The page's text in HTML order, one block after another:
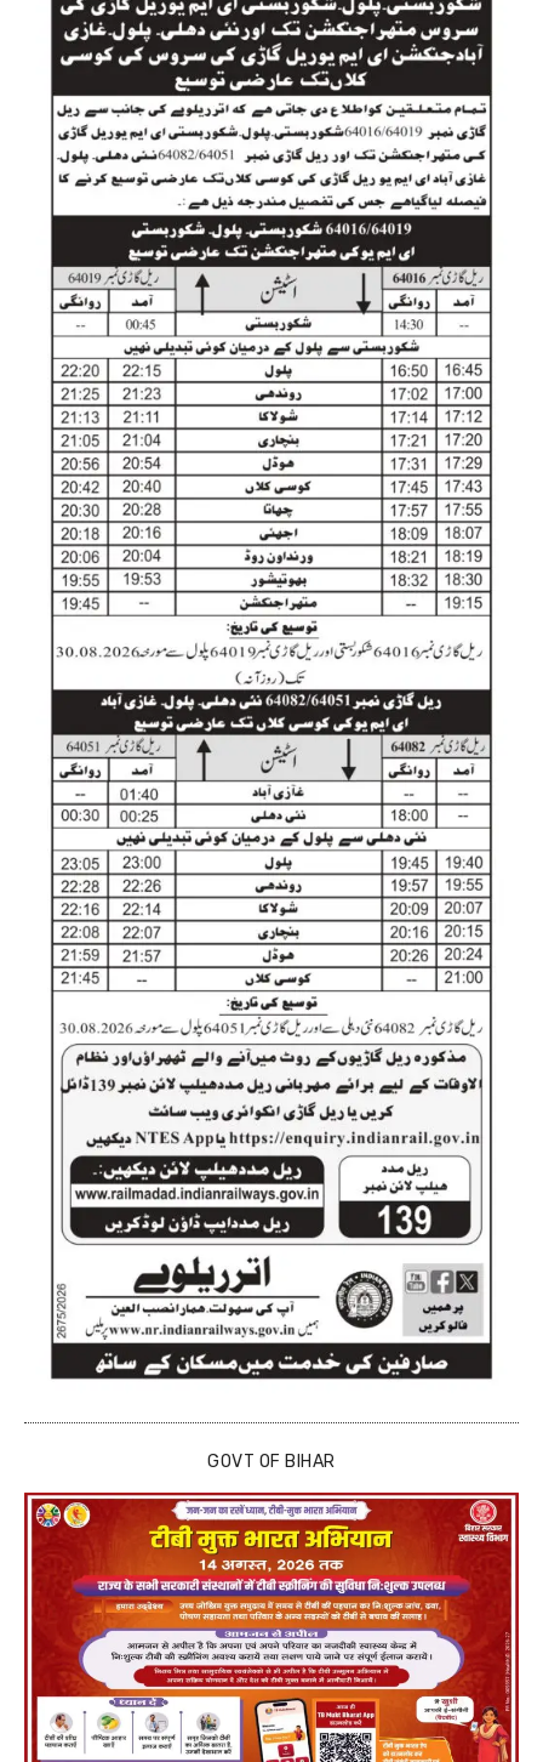
GOVT OF BIHAR